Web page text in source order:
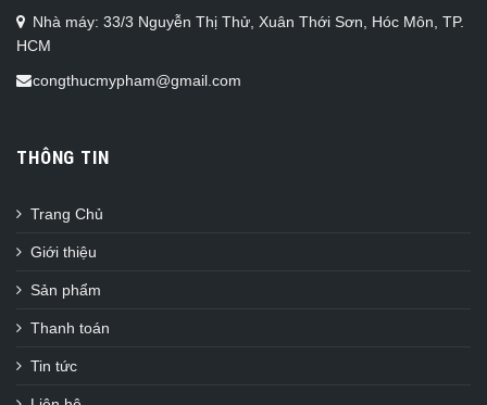
Nhà máy: 33/3 Nguyễn Thị Thử, Xuân Thới Sơn, Hóc Môn, TP.
HCM
congthucmypham@gmail.com
THÔNG TIN
Trang Chủ
Giới thiệu
Sản phẩm
Thanh toán
Tin tức